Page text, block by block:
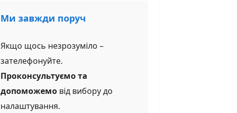
Ми завжди поруч
Якщо щось незрозуміло –
зателефонуйте.
Проконсультуємо та
допоможемо від вибору до
налаштування.